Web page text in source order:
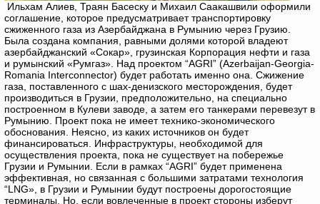
Ильхам Алиев, Траян Басеску и Михаил Саакашвили оформили
соглашение, которое предусматривает транспортировку
сжиженного газа из Азербайджана в Румынию через Грузию.
Была создана компания, равными долями которой владеют
азербайджанский «Сокар», грузинская Корпорация нефти и газа
и румынский «Румгаз». Над проектом “AGRI” (Azerbaijan-Georgia-
Romania Interconnector) будет работать именно она. Сжижение
газа, поставленного с шах-денизского месторождения, будет
производиться в Грузии, предположительно, на специально
построенном в Кулеви заводе, а затем его танкерами перевезут в
Румынию. Проект пока не имеет технико-экономического
обоснования. Неясно, из каких источников он будет
финансироваться. Инфраструктуры, необходимой для
осуществления проекта, пока не существует на побережье
Грузии и Румынии. Если в рамках “AGRI” будет применена
эффективная, но связанная с большими затратами технология
“LNG», в Грузии и Румынии будут построены дорогостоящие
терминалы. Но, если вовлеченные в проект стороны изберут